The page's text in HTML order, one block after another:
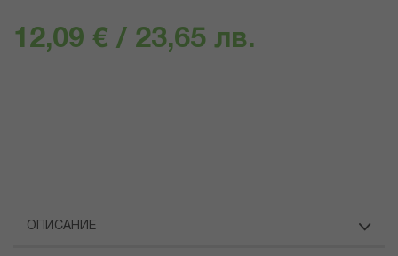
12,09 € / 23,65 лв.
ОПИСАНИЕ